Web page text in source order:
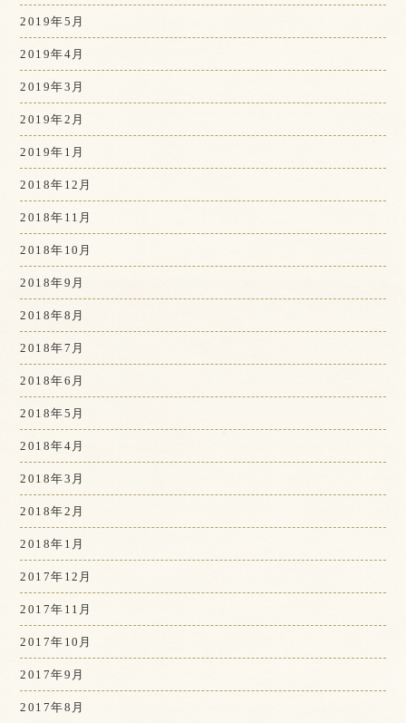
2019年5月
2019年4月
2019年3月
2019年2月
2019年1月
2018年12月
2018年11月
2018年10月
2018年9月
2018年8月
2018年7月
2018年6月
2018年5月
2018年4月
2018年3月
2018年2月
2018年1月
2017年12月
2017年11月
2017年10月
2017年9月
2017年8月